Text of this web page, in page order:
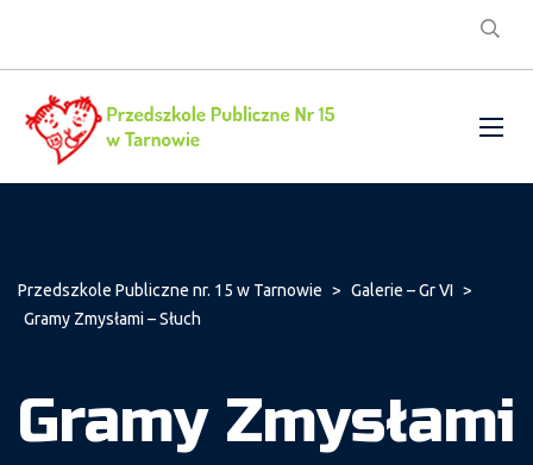
Przedszkole Publiczne nr. 15 w Tarnowie > Galerie – Gr VI >
Gramy Zmysłami – Słuch
Gramy Zmysłami